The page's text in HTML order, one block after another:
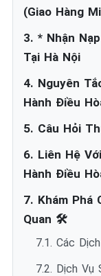
(Giao Hàng
3. * Nhận
Tại Hà Nội
4. Nguyên
Hành Điều
5. Câu Hỏi
6. Liên Hệ
Hành Điều
7. Khám Phá
Quan 🛠️
7.1. Các
7.2. Dịch Vụ